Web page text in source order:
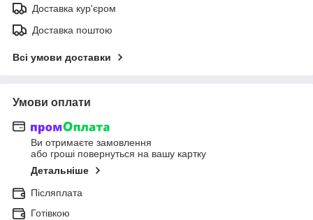
Доставка кур'єром
Доставка поштою
Всі умови доставки
Умови оплати
Ви отримаєте замовлення
або гроші повернуться на вашу картку
Детальніше
Післяплата
Готівкою